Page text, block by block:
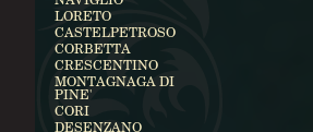
LORETO
CASTELPETROSO
CORBETTA
CRESCENTINO
MONTAGNAGA DI
PINE'
CORI
DESENZANO